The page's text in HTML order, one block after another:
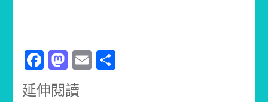
Facebook
Mastodon
Email
延伸閱讀